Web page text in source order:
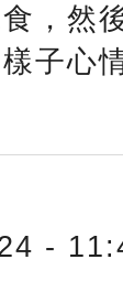
，然
子心
-